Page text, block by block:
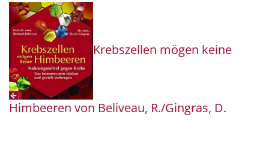
Krebszellen mögen keine
Himbeeren von Beliveau, R./Gingras, D.